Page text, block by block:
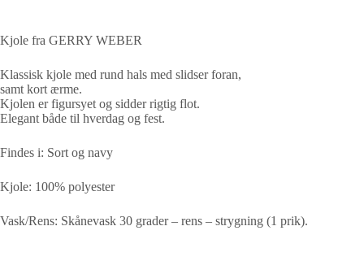
Kjole fra GERRY WEBER
Klassisk kjole med rund hals med slidser foran,
samt kort ærme.
Kjolen er figursyet og sidder rigtig flot.
Elegant både til hverdag og fest.
Findes i: Sort og navy
Kjole: 100% polyester
Vask/Rens: Skånevask 30 grader – rens – strygning (1 prik).